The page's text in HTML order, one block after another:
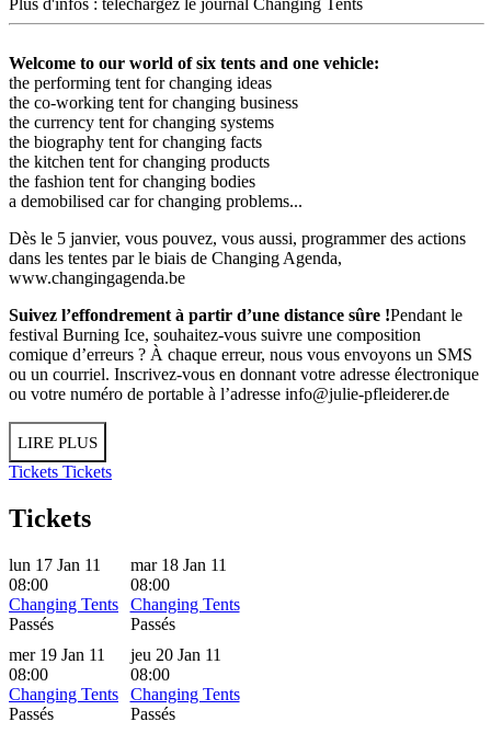
Plus d'infos : téléchargez le journal Changing Tents
Welcome to our world of six tents and one vehicle:
the performing tent for changing ideas
the co-working tent for changing business
the currency tent for changing systems
the biography tent for changing facts
the kitchen tent for changing products
the fashion tent for changing bodies
a demobilised car for changing problems...
Dès le 5 janvier, vous pouvez, vous aussi, programmer des actions
dans les tentes par le biais de Changing Agenda,
www.changingagenda.be
Suivez l’effondrement à partir d’une distance sûre !Pendant le
festival Burning Ice, souhaitez-vous suivre une composition
comique d’erreurs ? À chaque erreur, nous vous envoyons un SMS
ou un courriel. Inscrivez-vous en donnant votre adresse électronique
ou votre numéro de portable à l’adresse info@julie-pfleiderer.de
LIRE PLUS
Tickets Tickets
Tickets
lun 17 Jan 11
08:00
Changing Tents
Passés
mar 18 Jan 11
08:00
Changing Tents
Passés
mer 19 Jan 11
08:00
Changing Tents
Passés
jeu 20 Jan 11
08:00
Changing Tents
Passés